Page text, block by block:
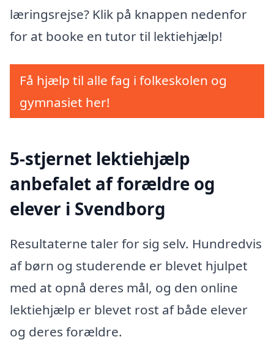
læringsrejse? Klik på knappen nedenfor
for at booke en tutor til lektiehjælp!
Få hjælp til alle fag i folkeskolen og
gymnasiet her!
5-stjernet lektiehjælp
anbefalet af forældre og
elever i Svendborg
Resultaterne taler for sig selv. Hundredvis
af børn og studerende er blevet hjulpet
med at opnå deres mål, og den online
lektiehjælp er blevet rost af både elever
og deres forældre.